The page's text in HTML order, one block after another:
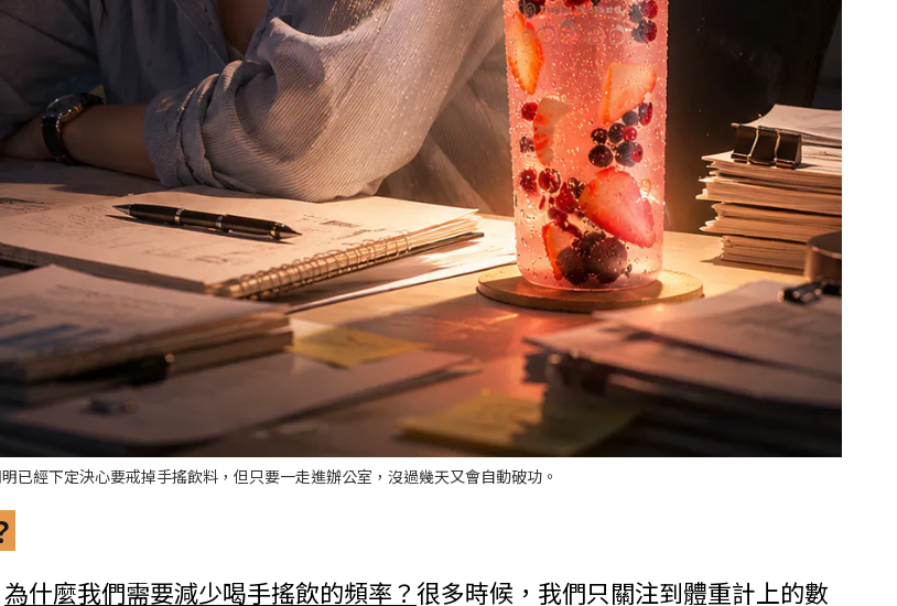
已經下定決心要戒掉手搖飲料，但只要一走進辦公室，沒過幾天又會自動破功。
為什麼我們需要減少喝手搖飲的頻率？很多時候，我們只關注到體重計上的數